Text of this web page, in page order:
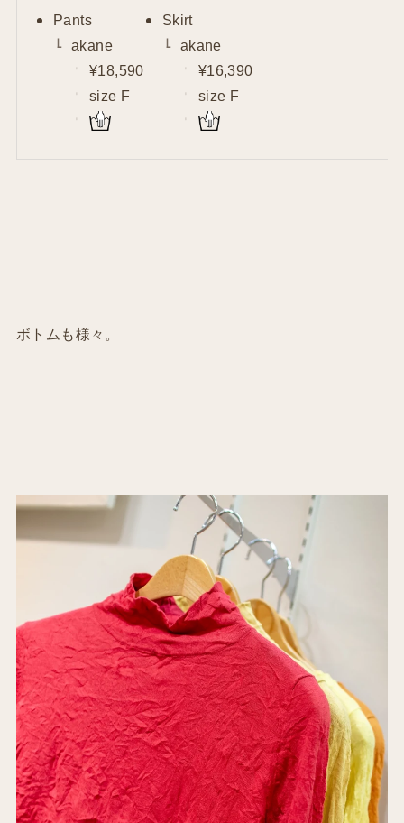
Pants
akane
¥18,590
size F
Skirt
akane
¥16,390
size F
ボトムも様々。